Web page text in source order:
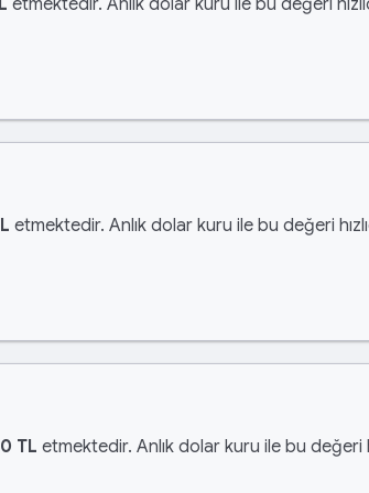
etmektedir. Anlık dolar kuru ile bu değeri
etmektedir. Anlık dolar kuru ile bu değeri
TL etmektedir. Anlık dolar kuru ile bu değeri